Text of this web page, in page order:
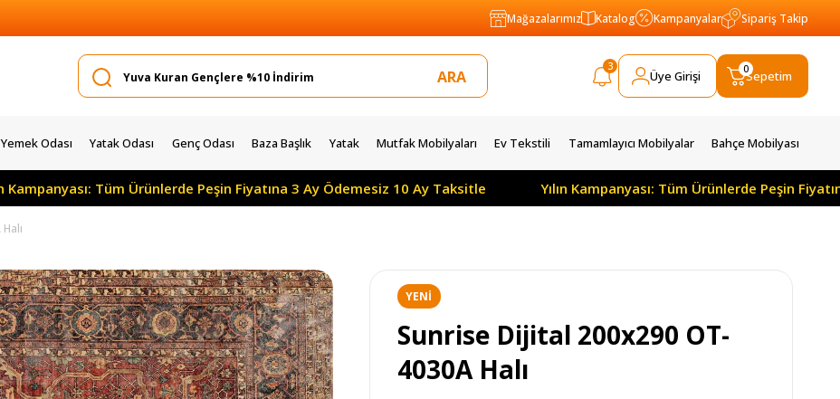
Mağazalarımız Katalog Kampanyalar Sipariş Takip
3
Üye Girişi Sepetim
0
Yemek Odası Yatak Odası Genç Odası Baza Başlık Yatak Mutfak Mobilyaları Ev Tekstili Tamamlayıcı Mobilyalar Bahçe Mobilyası
Tüm Ürünlerde Peşin Fiyatına 3 Ay Ödemesiz 10 Ay Taksitle Yılın Kampanyası: Tüm Ürünlerde Peşin Fiyatına 3
YENI
Sunrise Dijital 200x290 OT-
4030A Halı